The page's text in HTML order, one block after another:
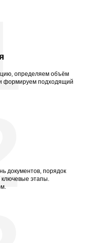
определяем объём
формируем подходящий
документов, порядок
ключевые этапы.